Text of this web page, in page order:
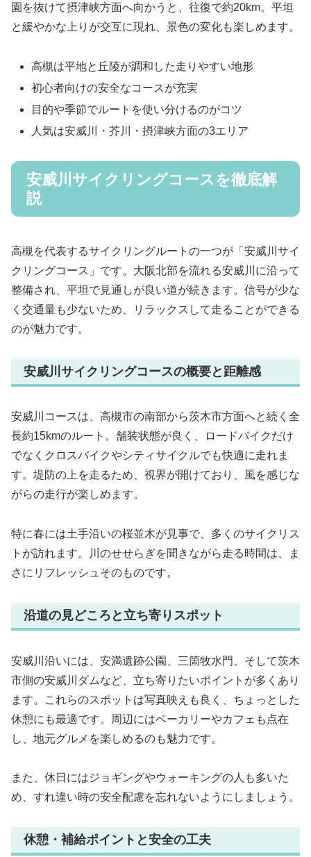
園を抜けて摂津峡方面へ向かうと、往復で約20km。平坦
と緩やかな上りが交互に現れ、景色の変化も楽しめます。
高槻は平地と丘陵が調和した走りやすい地形
初心者向けの安全なコースが充実
目的や季節でルートを使い分けるのがコツ
人気は安威川・芥川・摂津峡方面の3エリア
安威川サイクリングコースを徹底解
説
高槻を代表するサイクリングルートの一つが「安威川サイ
クリングコース」です。大阪北部を流れる安威川に沿って
整備され、平坦で見通しが良い道が続きます。信号が少な
く交通量も少ないため、リラックスして走ることができる
のが魅力です。
安威川サイクリングコースの概要と距離感
安威川コースは、高槻市の南部から茨木市方面へと続く全
長約15kmのルート。舗装状態が良く、ロードバイクだけ
でなくクロスバイクやシティサイクルでも快適に走れま
す。堤防の上を走るため、視界が開けており、風を感じな
がらの走行が楽しめます。
特に春には土手沿いの桜並木が見事で、多くのサイクリス
トが訪れます。川のせせらぎを聞きながら走る時間は、ま
さにリフレッシュそのものです。
沿道の見どころと立ち寄りスポット
安威川沿いには、安満遺跡公園、三箇牧水門、そして茨木
市側の安威川ダムなど、立ち寄りたいポイントが多くあり
ます。これらのスポットは写真映えも良く、ちょっとした
休憩にも最適です。周辺にはベーカリーやカフェも点在
し、地元グルメを楽しめるのも魅力です。
また、休日にはジョギングやウォーキングの人も多いた
め、すれ違い時の安全配慮を忘れないようにしましょう。
休憩・補給ポイントと安全の工夫